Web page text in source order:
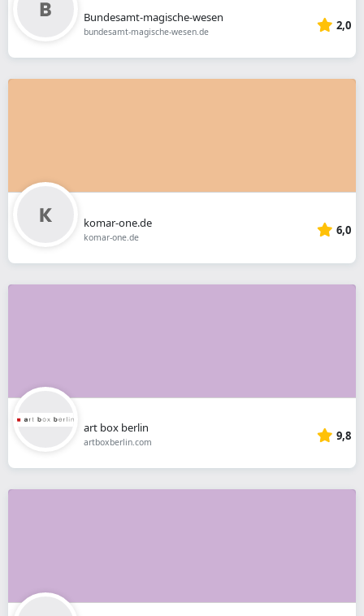
Bundesamt-magische-wesen
bundesamt-magische-wesen.de 2,0
komar-one.de
komar-one.de 6,0
art box berlin
artboxberlin.com 9,8